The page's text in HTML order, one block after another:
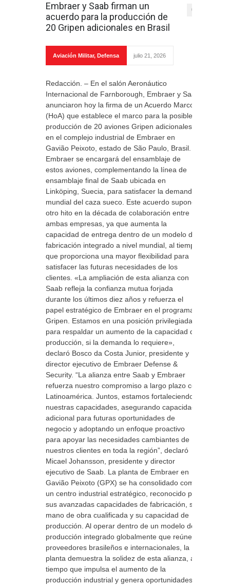
Embraer y Saab firman un
acuerdo para la producción de
20 Gripen adicionales en Brasil
0
Aviación Militar, Defensa julio 21, 2026
Redacción. – En el salón Aeronáutico
Internacional de Farnborough, Embraer y ​​Saab
anunciaron hoy la firma de un Acuerdo Marco
(HoA) que establece el marco para la posible
producción de 20 aviones Gripen adicionales
en el complejo industrial de Embraer en
Gavião Peixoto, estado de São Paulo, Brasil.
Embraer se encargará del ensamblaje de
estos aviones, complementando la línea de
ensamblaje final de Saab ubicada en
Linköping, Suecia, para satisfacer la demanda
mundial del caza sueco. Este acuerdo supone
otro hito en la década de colaboración entre
ambas empresas, ya que aumenta la
capacidad de entrega dentro de un modelo de
fabricación integrado a nivel mundial, al tiempo
que proporciona una mayor flexibilidad para
satisfacer las futuras necesidades de los
clientes. «La ampliación de esta alianza con
Saab refleja la confianza mutua forjada
durante los últimos diez años y refuerza el
papel estratégico de Embraer en el programa
Gripen. Estamos en una posición privilegiada
para respaldar un aumento de la capacidad de
producción, si la demanda lo requiere»,
declaró Bosco da Costa Junior, presidente y
director ejecutivo de Embraer Defense &
Security. “La alianza entre Saab y Embraer
refuerza nuestro compromiso a largo plazo con
Latinoamérica. Juntos, estamos fortaleciendo
nuestras capacidades, asegurando capacidad
adicional para futuras oportunidades de
negocio y adoptando un enfoque proactivo
para apoyar las necesidades cambiantes de
nuestros clientes en toda la región”, declaró
Micael Johansson, presidente y director
ejecutivo de Saab. La planta de Embraer en
Gavião Peixoto (GPX) se ha consolidado como
un centro industrial estratégico, reconocido por
sus avanzadas capacidades de fabricación, su
mano de obra cualificada y su capacidad de
producción. Al operar dentro de un modelo de
producción integrado globalmente que reúne a
proveedores brasileños e internacionales, la
planta demuestra la solidez de esta alianza, al
tiempo que impulsa el aumento de la
producción industrial y genera oportunidades